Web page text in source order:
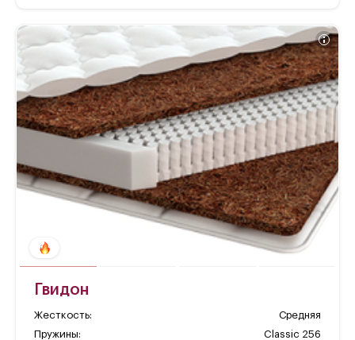
Гвидон
Жесткость:
Средняя
Пружины:
Classic 256